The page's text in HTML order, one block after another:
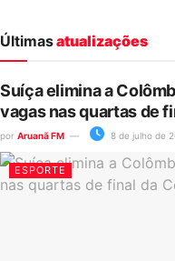
Últimasatualizações
Suíça elimina a
vagas nas quartas de
por Aruanã FM 8 de julho de
ESPORTE